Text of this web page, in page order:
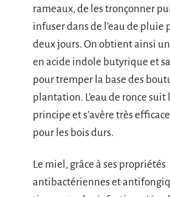
rameaux, de les tronçonner
infuser dans de l’eau de pluie
deux jours. On obtient ainsi
en acide indole butyrique et
pour tremper la base des
plantation. L’eau de ronce suit
principe et s’avère très
pour les bois durs.
Le miel, grâce à ses propriétés
antibactériennes et